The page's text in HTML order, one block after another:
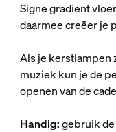
Signe gradient
daarmee creëer je
Als je kerstlampen
muziek kun je de
openen van de
Handig:gebruik